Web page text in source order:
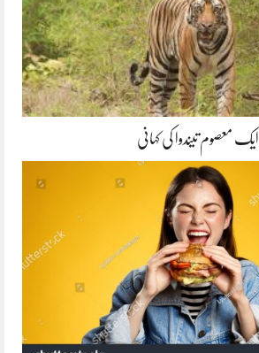
ایک معصوم تیندوا کی کہانی